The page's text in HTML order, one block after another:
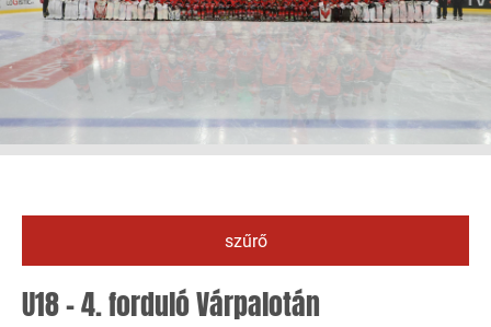
szűrő
U18 - 4. forduló Várpalotán